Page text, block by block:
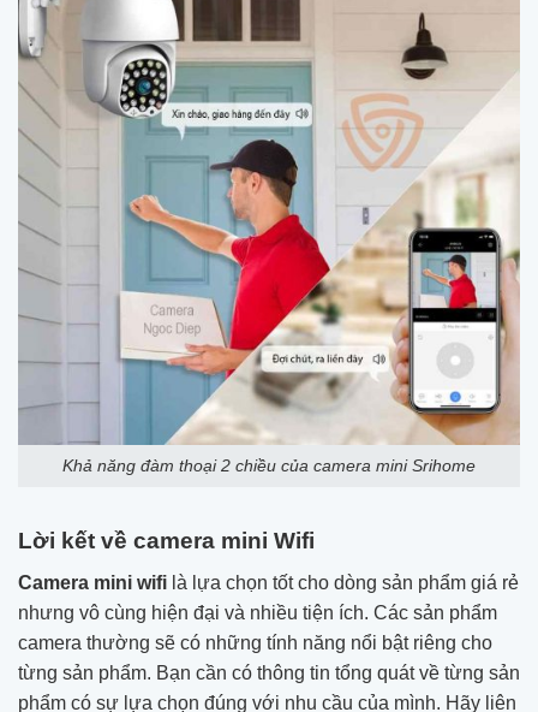
Khả năng đàm thoại 2 chiều của camera mini Srihome
Lời kết về camera mini Wifi
Camera mini wifi là lựa chọn tốt cho dòng sản phẩm giá rẻ
nhưng vô cùng hiện đại và nhiều tiện ích. Các sản phẩm
camera thường sẽ có những tính năng nổi bật riêng cho
từng sản phẩm. Bạn cần có thông tin tổng quát về từng sản
phẩm có sự lựa chọn đúng với nhu cầu của mình. Hãy liên